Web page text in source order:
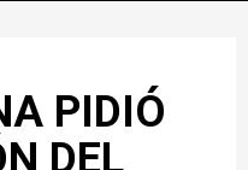
PIDIÓ
DEL